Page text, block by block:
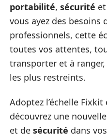
portabilité, sécurité et
vous ayez des besoins
professionnels, cette
toutes vos attentes,
transporter et à
les plus restreints.
Adoptez l’échelle
découvrez une
et de sécurité dans